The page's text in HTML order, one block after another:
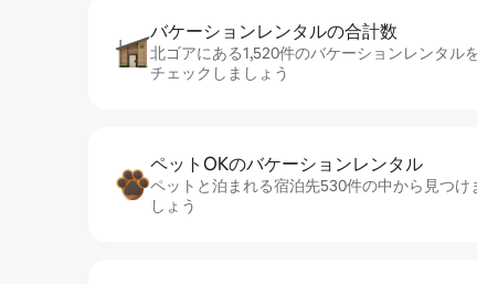
バケーションレ⁠ン⁠タ⁠ル⁠の合⁠計⁠数
北ゴアにある1,520件のバケーションレンタル
チェックしましょう
ペットOKのバ⁠ケ⁠ー⁠シ⁠ョ⁠ンレ⁠ン⁠タ⁠ル
ペットと泊まれる宿泊先530件の中から見つけ
しょう